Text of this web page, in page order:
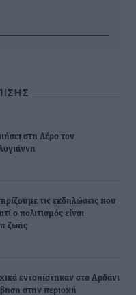
στη Λέρο τον
τις εκδηλώσεις που
ο πολιτισμός είναι
ζωής
εντοπίστηκαν στο Αρδάνι
στην περιοχή